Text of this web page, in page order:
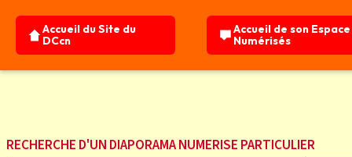
Accueil du Site du
DCcn
Accueil de son
Numérisés
Accueil Site Accueil Espace DN Recherche
RECHERCHE D'UN DIAPORAMA NUMERISE PARTICULIER